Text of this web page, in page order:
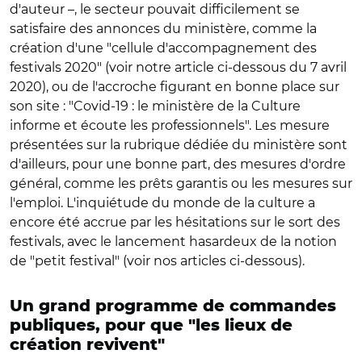
d'auteur –, le secteur pouvait difficilement se
satisfaire des annonces du ministère, comme la
création d'une "cellule d'accompagnement des
festivals 2020" (voir notre article ci-dessous du 7 avril
2020), ou de l'accroche figurant en bonne place sur
son site : "Covid-19 : le ministère de la Culture
informe et écoute les professionnels". Les mesure
présentées sur la rubrique dédiée du ministère sont
d'ailleurs, pour une bonne part, des mesures d'ordre
général, comme les prêts garantis ou les mesures sur
l'emploi. L'inquiétude du monde de la culture a
encore été accrue par les hésitations sur le sort des
festivals, avec le lancement hasardeux de la notion
de "petit festival" (voir nos articles ci-dessous).
Un grand programme de commandes
publiques, pour que "les lieux de
création revivent"